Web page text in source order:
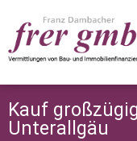
Kauf
Unterallgäu